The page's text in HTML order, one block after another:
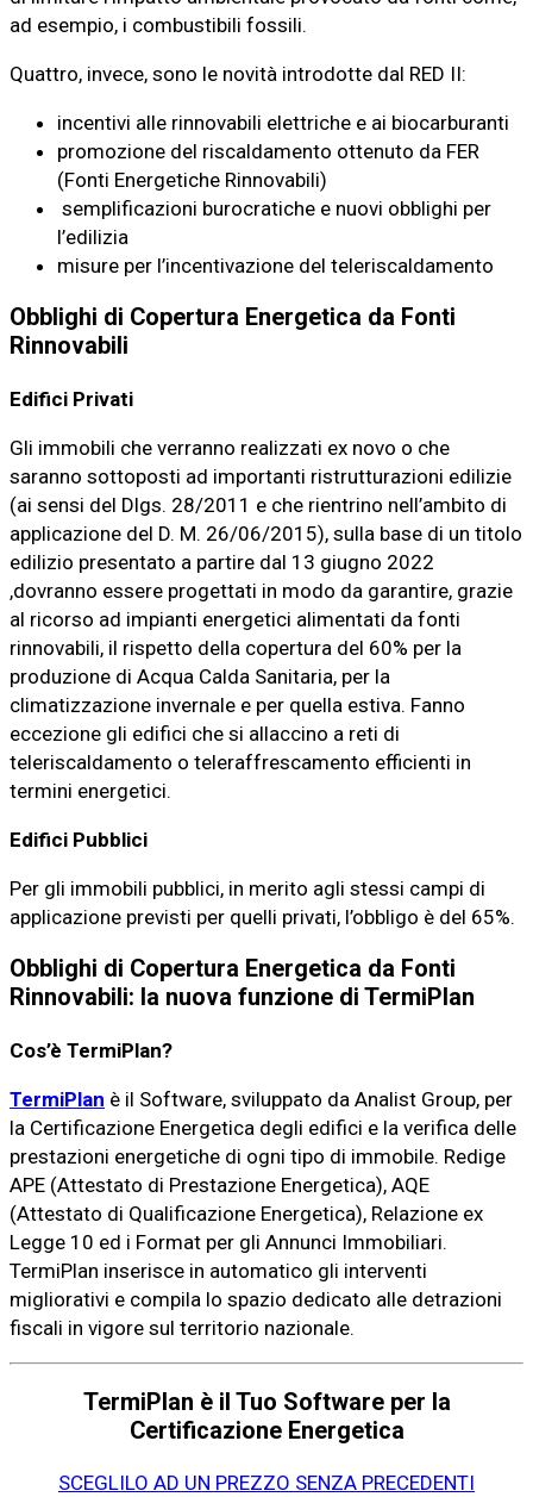
ad esempio, i combustibili fossili.
Quattro, invece, sono le novità introdotte dal RED II:
incentivi alle rinnovabili elettriche e ai biocarburanti
promozione del riscaldamento ottenuto da FER
(Fonti Energetiche Rinnovabili)
semplificazioni burocratiche e nuovi obblighi per
l’edilizia
misure per l’incentivazione del teleriscaldamento
Obblighi di Copertura Energetica da Fonti
Rinnovabili
Edifici Privati
Gli immobili che verranno realizzati ex novo o che
saranno sottoposti ad importanti ristrutturazioni edilizie
(ai sensi del Dlgs. 28/2011 e che rientrino nell’ambito di
applicazione del D. M. 26/06/2015), sulla base di un titolo
edilizio presentato a partire dal 13 giugno 2022
,dovranno essere progettati in modo da garantire, grazie
al ricorso ad impianti energetici alimentati da fonti
rinnovabili, il rispetto della copertura del 60% per la
produzione di Acqua Calda Sanitaria, per la
climatizzazione invernale e per quella estiva. Fanno
eccezione gli edifici che si allaccino a reti di
teleriscaldamento o teleraffrescamento efficienti in
termini energetici.
Edifici Pubblici
Per gli immobili pubblici, in merito agli stessi campi di
applicazione previsti per quelli privati, l’obbligo è del 65%.
Obblighi di Copertura Energetica da Fonti
Rinnovabili: la nuova funzione di TermiPlan
Cos’è TermiPlan?
TermiPlan è il Software, sviluppato da Analist Group, per
la Certificazione Energetica degli edifici e la verifica delle
prestazioni energetiche di ogni tipo di immobile. Redige
APE (Attestato di Prestazione Energetica), AQE
(Attestato di Qualificazione Energetica), Relazione ex
Legge 10 ed i Format per gli Annunci Immobiliari.
TermiPlan inserisce in automatico gli interventi
migliorativi e compila lo spazio dedicato alle detrazioni
fiscali in vigore sul territorio nazionale.
TermiPlan è il Tuo Software per la
Certificazione Energetica
SCEGLILO AD UN PREZZO SENZA PRECEDENTI